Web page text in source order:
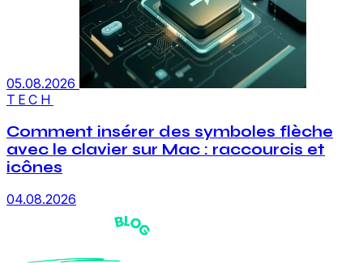
05.08.2026
TECH
Comment insérer des symboles flèche
avec le clavier sur Mac : raccourcis et
icônes
04.08.2026